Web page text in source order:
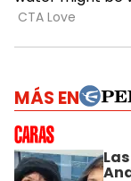
MÁS EN